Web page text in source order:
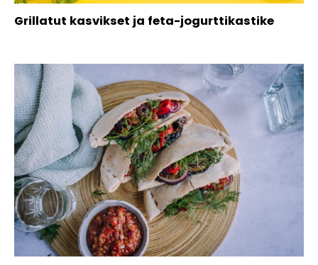
Grillatut kasvikset ja feta-jogurttikastike